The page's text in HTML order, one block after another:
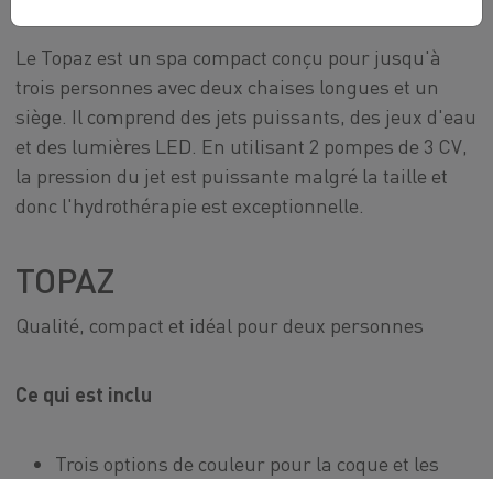
Le Topaz est un spa compact conçu pour jusqu'à
trois personnes avec deux chaises longues et un
siège. Il comprend des jets puissants, des jeux d'eau
et des lumières LED. En utilisant 2 pompes de 3 CV,
la pression du jet est puissante malgré la taille et
donc l'hydrothérapie est exceptionnelle.
TOPAZ
Qualité, compact et idéal pour deux personnes
Ce qui est inclu
Trois options de couleur pour la coque et les